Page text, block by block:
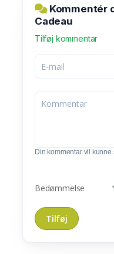
Kommentér
Cadeau
Tilføj kommentar
Din kommentar vil kunne
Bedømmelse